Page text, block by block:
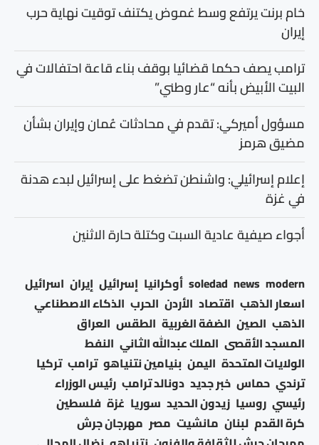
خام برنت يرتفع وسط غموض يكتنف توقيت نهاية حرب
إيران
ترامب يصف حكما قضائيا بوقف بناء قاعة احتفالات في
البيت الأبيض بأنه “عار وطني”
مسؤول أميركي: تقدم في محادثات عُمان وإيران بشأن
مضيق هرمز
إعلام إسرائيلي: واشنطن تضغط على إسرائيل لبدء هدنة
في غزة
أجواء صيفية عادية السبت وكتلة حارة الاثنين
modern
news
soledad أوكرانيا إسرائيل إيران اسرائيل
اسعار الذهب اقتصاد الأردن الحرب الذكاء الاصطناعي
الذهب الصين الضفة الغربية الطقس العراق
المسجد الأقصى الملك عبدالله الثاني النفط
الولايات المتحدة اليمن بنيامين نتنياهو ترامب تركيا
ترندي حماس خبر جديد دونالد ترامب رئيس الوزراء
رئيسي روسيا زيدون الحديد سوريا غزة فلسطين
كرة القدم لبنان مانشيت مصر مهرجان جرش